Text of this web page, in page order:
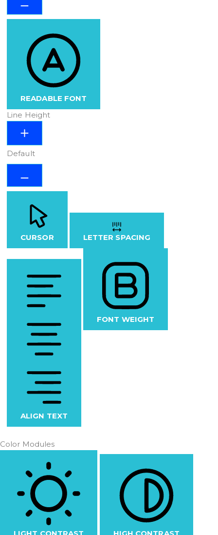
READABLE FONT
Line Height
Default
CURSOR LETTER SPACING
ALIGN TEXT
FONT WEIGHT
Color Modules